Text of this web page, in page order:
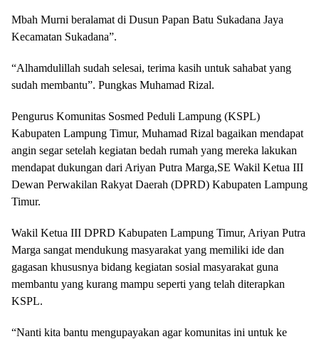
Mbah Murni beralamat di Dusun Papan Batu Sukadana Jaya
Kecamatan Sukadana”.
“Alhamdulillah sudah selesai, terima kasih untuk sahabat yang
sudah membantu”. Pungkas Muhamad Rizal.
Pengurus Komunitas Sosmed Peduli Lampung (KSPL)
Kabupaten Lampung Timur, Muhamad Rizal bagaikan mendapat
angin segar setelah kegiatan bedah rumah yang mereka lakukan
mendapat dukungan dari Ariyan Putra Marga,SE Wakil Ketua III
Dewan Perwakilan Rakyat Daerah (DPRD) Kabupaten Lampung
Timur.
Wakil Ketua III DPRD Kabupaten Lampung Timur, Ariyan Putra
Marga sangat mendukung masyarakat yang memiliki ide dan
gagasan khususnya bidang kegiatan sosial masyarakat guna
membantu yang kurang mampu seperti yang telah diterapkan
KSPL.
“Nanti kita bantu mengupayakan agar komunitas ini untuk ke